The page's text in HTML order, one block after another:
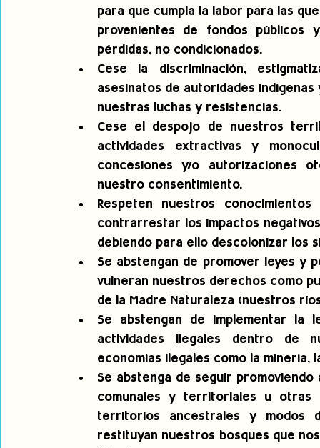
para que cumpla la labor para las
provenientes de fondos
pérdidas, no condicionados.
Cese la discriminación,
asesinatos de autoridades indígenas
nuestras luchas y resistencias.
Cese el despojo de nuestros
actividades extractivas y
concesiones y/o autorizaciones
nuestro consentimiento.
Respeten nuestros
contrarrestar los impactos
debiendo para ello descolonizar los
Se abstengan de promover leyes y
vulneran nuestros derechos como
de la Madre Naturaleza (nuestros
Se abstengan de implementar
actividades ilegales dentro de
economías ilegales como la
Se abstenga de seguir
comunales y territoriales u otras
territorios ancestrales y modos
restituyan nuestros bosques que